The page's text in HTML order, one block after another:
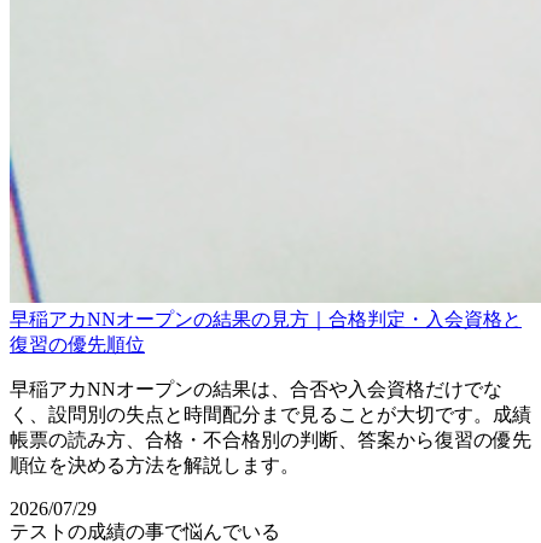
早稲アカNNオープンの結果の見方｜合格判定・入会資格と
復習の優先順位
早稲アカNNオープンの結果は、合否や入会資格だけでな
く、設問別の失点と時間配分まで見ることが大切です。成績
帳票の読み方、合格・不合格別の判断、答案から復習の優先
順位を決める方法を解説します。
2026/07/29
テストの成績の事で悩んでいる